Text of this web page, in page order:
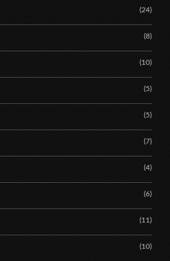
(24)
(8)
(10)
(5)
(5)
(7)
(4)
(6)
(11)
(10)